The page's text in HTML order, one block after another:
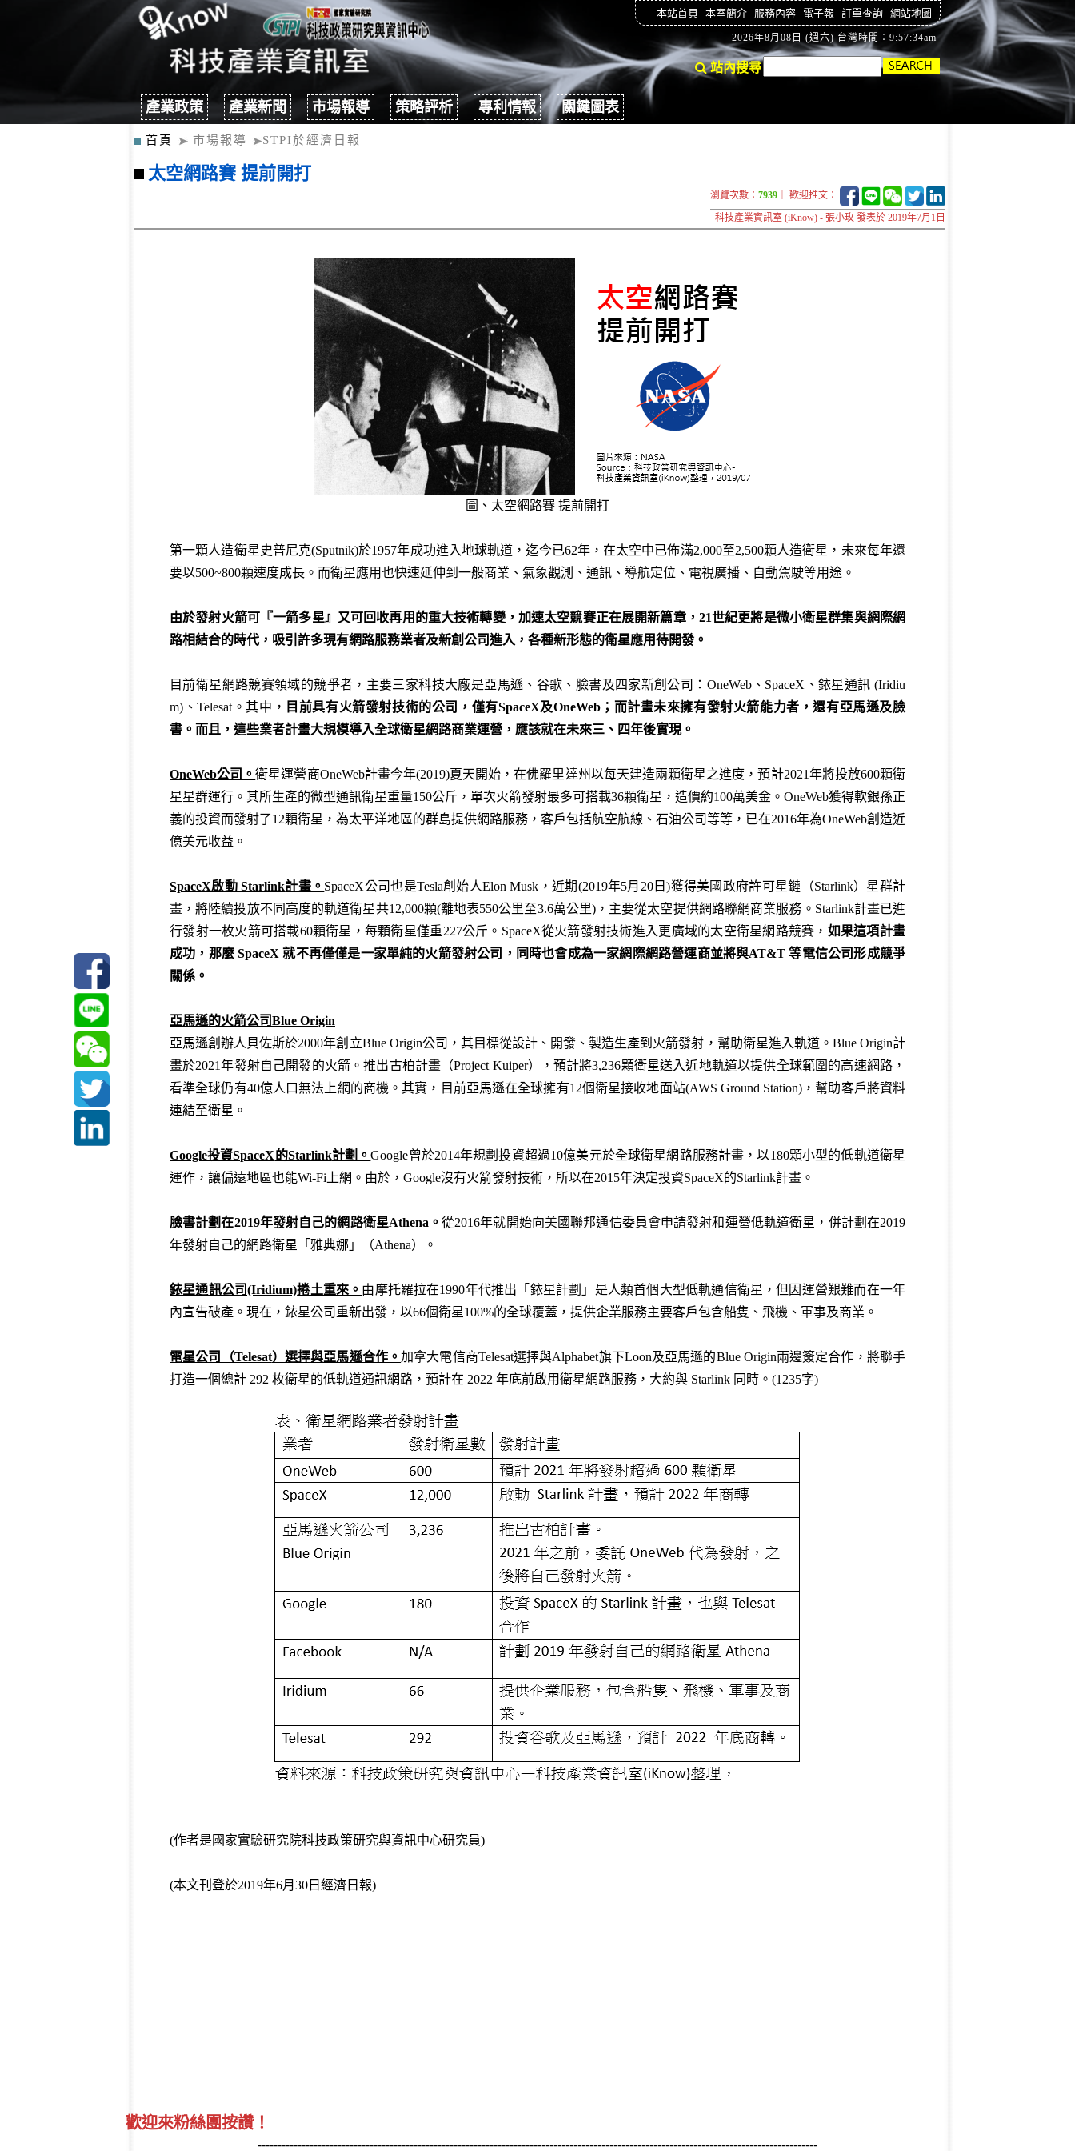
本站首頁 本室簡介 服務內容 電子報 訂單查詢 網站地圖
2026年8月08日 (週六) 台灣時間：9:57:35am
站內搜尋
產業政策 產業新聞 市場報導 策略評析 專利情報 關鍵圖表
首頁 市場報導 STPI於經濟日報
太空網路賽 提前開打
瀏覽次數： 7939 ｜ 歡迎推文：
科技產業資訊室 (iKnow) - 張小玫 發表於 2019年7月1日
圖、太空網路賽 提前開打
第一顆人造衛星史普尼克(Sputnik)於1957年成功進入地球軌道，迄今已62年，在太空中已佈滿2,000至2,500顆人造衛星，未來每年還
要以500~800顆速度成長。而衛星應用也快速延伸到一般商業、氣象觀測、通訊、導航定位、電視廣播、自動駕駛等用途。
由於發射火箭可『一箭多星』又可回收再用的重大技術轉變，加速太空競賽正在展開新篇章，21世紀更將是微小衛星群集與網際網
路相結合的時代，吸引許多現有網路服務業者及新創公司進入，各種新形態的衛星應用待開發。
目前衛星網路競賽領域的競爭者，主要三家科技大廠是亞馬遜、谷歌、臉書及四家新創公司：OneWeb、SpaceX、銥星通訊 (Iridiu
m)、Telesat。其中， 目前具有火箭發射技術的公司，僅有SpaceX及OneWeb；而計畫未來擁有發射火箭能力者，還有亞馬遜及臉
書。而且，這些業者計畫大規模導入全球衛星網路商業運營，應該就在未來三、四年後實現。
OneWeb公司。衛星運營商OneWeb計畫今年(2019)夏天開始，在佛羅里達州以每天建造兩顆衛星之進度，預計2021年將投放600顆衛
星星群運行。其所生產的微型通訊衛星重量150公斤，單次火箭發射最多可搭載36顆衛星，造價約100萬美金。OneWeb獲得軟銀孫正
義的投資而發射了12顆衛星，為太平洋地區的群島提供網路服務，客戶包括航空航線、石油公司等等，已在2016年為OneWeb創造近
億美元收益。
SpaceX啟動 Starlink計畫。 SpaceX公司也是Tesla創始人Elon Musk，近期(2019年5月20日)獲得美國政府許可星鏈（Starlink）星群計
畫，將陸續投放不同高度的軌道衛星共12,000顆(離地表550公里至3.6萬公里)，主要從太空提供網路聯網商業服務。Starlink計畫已進
行發射一枚火箭可搭載60顆衛星，每顆衛星僅重227公斤。SpaceX從火箭發射技術進入更廣域的太空衛星網路競賽， 如果這項計畫
成功，那麼SpaceX就不再僅僅是一家單純的火箭發射公司，同時也會成為一家網際網路營運商並將與AT&T等電信公司形成競爭
關係。
亞馬遜的火箭公司Blue Origin
亞馬遜創辦人貝佐斯於2000年創立Blue Origin公司，其目標從設計、開發、製造生產到火箭發射，幫助衛星進入軌道。Blue Origin計
畫於2021年發射自己開發的火箭。推出古柏計畫（Project Kuiper），預計將3,236顆衛星送入近地軌道以提供全球範圍的高速網路，
看準全球仍有40億人口無法上網的商機。其實，目前亞馬遜在全球擁有12個衛星接收地面站(AWS Ground Station)，幫助客戶將資料
連結至衛星。
Google投資SpaceX的Starlink計劃。Google曾於2014年規劃投資超過10億美元於全球衛星網路服務計畫，以180顆小型的低軌道衛星
運作，讓偏遠地區也能Wi-Fi上網。由於，Google沒有火箭發射技術，所以在2015年決定投資SpaceX的Starlink計畫。
臉書計劃在2019年發射自己的網路衛星Athena 。從2016年就開始向美國聯邦通信委員會申請發射和運營低軌道衛星，併計劃在2019
年發射自己的網路衛星「雅典娜」（Athena）。
銥星通訊公司(Iridium)捲土重來。 由摩托羅拉在1990年代推出「銥星計劃」是人類首個大型低軌通信衛星，但因運營艱難而在一年
內宣告破產。現在，銥星公司重新出發，以66個衛星100%的全球覆蓋，提供企業服務主要客戶包含船隻、飛機、軍事及商業。
電星公司（Telesat）選擇與亞馬遜合作。加拿大電信商Telesat選擇與Alphabet旗下Loon及亞馬遜的Blue Origin兩邊簽定合作，將聯手
打造一個總計 292 枚衛星的低軌道通訊網路，預計在 2022 年底前啟用衛星網路服務，大約與 Starlink 同時。 (1235字)
(作者是國家實驗研究院科技政策研究與資訊中心研究員)
(本文刊登於2019年6月30日經濟日報)
歡迎來粉絲團按讚！
--------------------------------------------------------------------------------------------------------------------------------------------